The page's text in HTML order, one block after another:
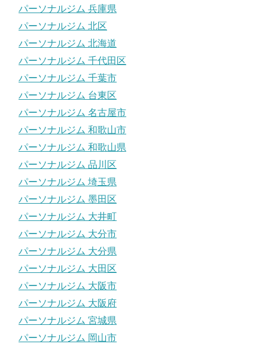
パーソナルジム 兵庫県
パーソナルジム 北区
パーソナルジム 北海道
パーソナルジム 千代田区
パーソナルジム 千葉市
パーソナルジム 台東区
パーソナルジム 名古屋市
パーソナルジム 和歌山市
パーソナルジム 和歌山県
パーソナルジム 品川区
パーソナルジム 埼玉県
パーソナルジム 墨田区
パーソナルジム 大井町
パーソナルジム 大分市
パーソナルジム 大分県
パーソナルジム 大田区
パーソナルジム 大阪市
パーソナルジム 大阪府
パーソナルジム 宮城県
パーソナルジム 岡山市